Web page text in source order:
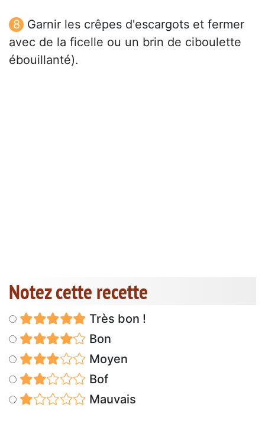
Garnir les crêpes d'escargots et fermer
avec de la ficelle ou un brin de ciboulette
ébouillanté).
Notez cette recette
Très bon !
Bon
Moyen
Bof
Mauvais